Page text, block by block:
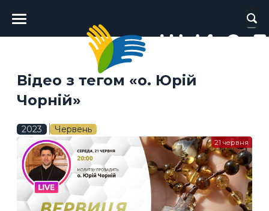
Головне
меню
Відео з тегом «о. Юрій
Чорній»
2023 Червень
21 червня